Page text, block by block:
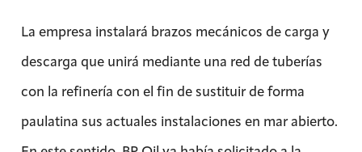
La empresa instalará brazos mecánicos de carga y
descarga que unirá mediante una red de tuberías
con la refinería con el fin de sustituir de forma
paulatina sus actuales instalaciones en mar abierto.